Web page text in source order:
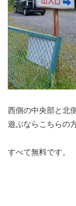
西側の中央部と北
遊ぶならこちらの
すべて無料です。